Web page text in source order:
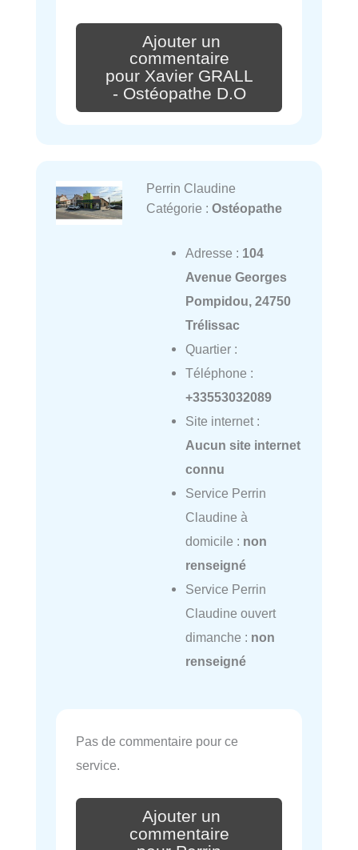
Ajouter un
commentaire
pour Xavier GRALL
- Ostéopathe D.O
Perrin Claudine
Catégorie : Ostéopathe
Adresse : 104
Avenue Georges
Pompidou, 24750
Trélissac
Quartier :
Téléphone :
+33553032089
Site internet :
Aucun site internet
connu
Service Perrin
Claudine à
domicile : non
renseigné
Service Perrin
Claudine ouvert
dimanche : non
renseigné
Pas de commentaire pour ce
service.
Ajouter un
commentaire